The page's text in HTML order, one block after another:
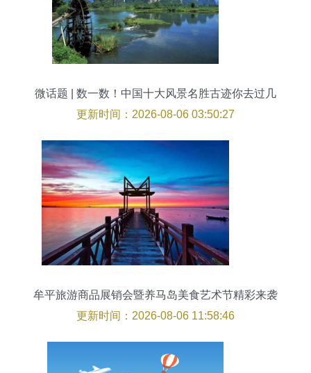
微话题 | 数一数！中国十大风景名胜古迹你去过几
个？旅游推荐
更新时间：2026-08-06 03:50:27
牟平旅游商品展销会暨养马岛美食艺术节精彩来袭
吃喝玩乐购一网打尽的盛夏盛宴
更新时间：2026-08-06 11:58:46